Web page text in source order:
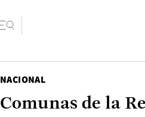
NACIONAL
Comunas de la